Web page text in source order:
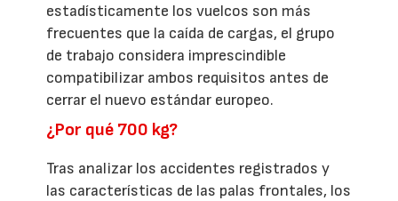
estadísticamente los vuelcos son más
frecuentes que la caída de cargas, el grupo
de trabajo considera imprescindible
compatibilizar ambos requisitos antes de
cerrar el nuevo estándar europeo.
¿Por qué 700 kg?
Tras analizar los accidentes registrados y
las características de las palas frontales, los